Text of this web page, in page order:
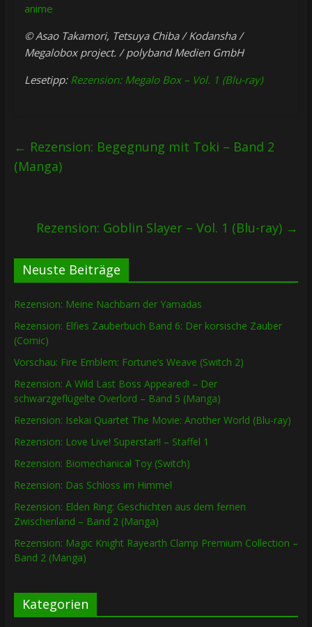
anime
© Asao Takamori, Tetsuya Chiba / Kodansha /
Megalobox project. / polyband Medien GmbH
Lesetipp: Rezension: Megalo Box – Vol. 1 (Blu-ray)
← Rezension: Begegnung mit Toki – Band 2
(Manga)
Rezension: Goblin Slayer – Vol. 1 (Blu-ray) →
Neuste Beiträge
Rezension: Meine Nachbarn der Yamadas
Rezension: Elfies Zauberbuch Band 6: Der korsische Zauber
(Comic)
Vorschau: Fire Emblem: Fortune’s Weave (Switch 2)
Rezension: A Wild Last Boss Appeared! – Der
schwarzgeflügelte Overlord – Band 5 (Manga)
Rezension: Isekai Quartet The Movie: Another World (Blu-ray)
Rezension: Love Live! Superstar!! – Staffel 1
Rezension: Biomechanical Toy (Switch)
Rezension: Das Schloss im Himmel
Rezension: Elden Ring: Geschichten aus dem fernen
Zwischenland – Band 2 (Manga)
Rezension: Magic Knight Rayearth Clamp Premium Collection –
Band 2 (Manga)
Kategorien